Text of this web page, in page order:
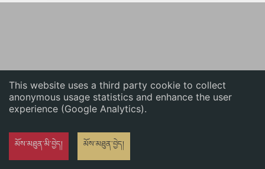
This website uses a third party cookie to collect
anonymous usage statistics and enhance the user
experience (Google Analytics).
མོས་མཐུན་མི་བྱེད། མོས་མཐུན་བྱེད།